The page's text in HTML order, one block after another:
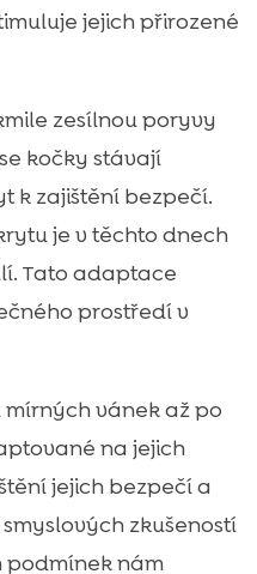
jejich přirozené
zesílnou poryvy
kočky stávají
k zajištění bezpečí.
je v těchto dnech
Tato adaptace
prostředí v
vánek až po
na jejich
jejich bezpečí a
zkušeností
podmínek nám